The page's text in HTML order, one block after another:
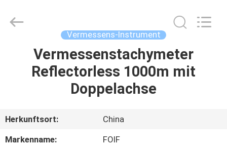
HAUS
PRODUKTE
ÜBER
UNS
Co.,Ltd.
Vermessens-Instrument
Vermessenstachymeter
Reflectorless 1000m mit
Doppelachse
Herkunftsort:
China
Markenname:
FOIF